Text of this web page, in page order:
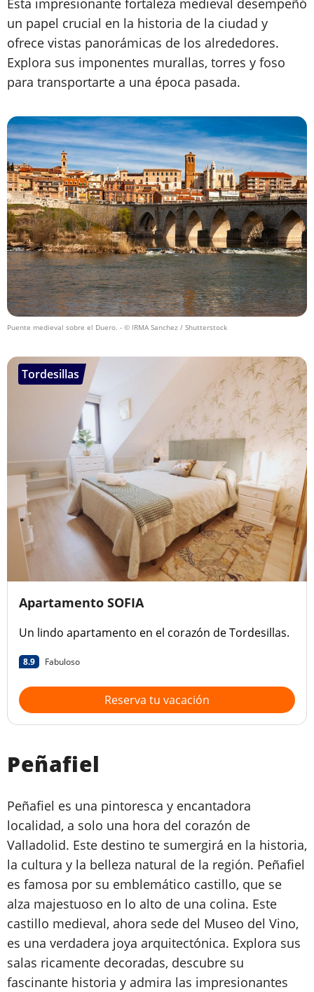
Esta impresionante fortaleza medieval desempeñó
un papel crucial en la historia de la ciudad y
ofrece vistas panorámicas de los alrededores.
Explora sus imponentes murallas, torres y foso
para transportarte a una época pasada.
Puente medieval sobre el Duero. - © IRMA Sanchez / Shutterstock
Tordesillas
Apartamento SOFIA
Un lindo apartamento en el corazón de Tordesillas.
8.9 Fabuloso
Reserva tu vacación
Peñafiel
Peñafiel es una pintoresca y encantadora
localidad, a solo una hora del corazón de
Valladolid. Este destino te sumergirá en la historia,
la cultura y la belleza natural de la región. Peñafiel
es famosa por su emblemático castillo, que se
alza majestuoso en lo alto de una colina. Este
castillo medieval, ahora sede del Museo del Vino,
es una verdadera joya arquitectónica. Explora sus
salas ricamente decoradas, descubre su
fascinante historia y admira las impresionantes